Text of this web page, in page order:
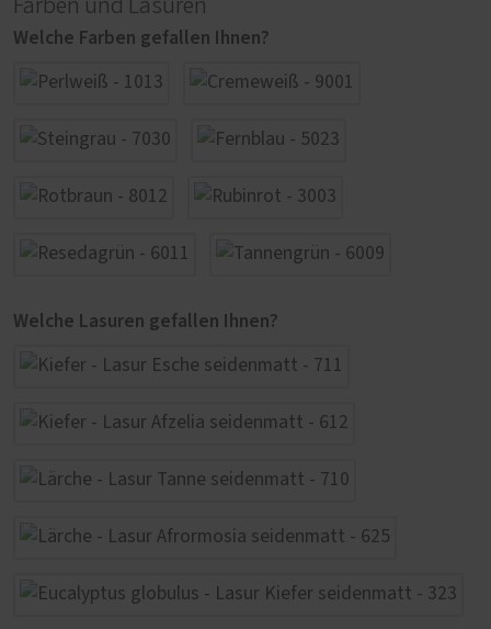
Farben und Lasuren
Welche Farben gefallen Ihnen?
Welche Lasuren gefallen Ihnen?